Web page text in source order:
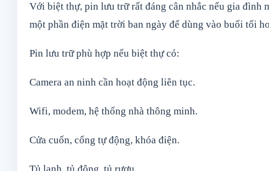
Với biệt thự, pin lưu trữ rất đáng cân nhắc nếu gia
một phần điện mặt trời ban ngày để dùng vào buổi tối
Pin lưu trữ phù hợp nếu biệt thự có:
Camera an ninh cần hoạt động liên tục.
Wifi, modem, hệ thống nhà thông minh.
Cửa cuốn, cổng tự động, khóa điện.